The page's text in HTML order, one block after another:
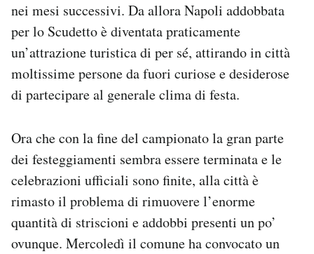
nei mesi successivi. Da allora Napoli addobbata
per lo Scudetto è diventata praticamente
un’attrazione turistica di per sé, attirando in città
moltissime persone da fuori curiose e desiderose
di partecipare al generale clima di festa.
Ora che con la fine del campionato la gran parte
dei festeggiamenti sembra essere terminata e le
celebrazioni ufficiali sono finite, alla città è
rimasto il problema di rimuovere l’enorme
quantità di striscioni e addobbi presenti un po’
ovunque. Mercoledì il comune ha convocato un